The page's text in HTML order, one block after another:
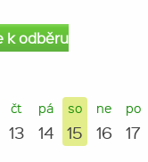
k odběru
čt
13
pá
14
so
15
ne
16
po
17